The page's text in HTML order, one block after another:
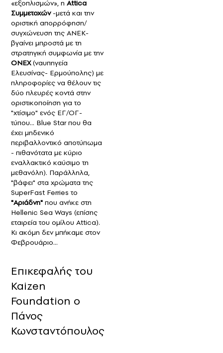
«εξοπλισμών», η Attica
Συμμετοχών-μετά και την
οριστική απορρόφηση/
συγχώνευση της ΑΝΕΚ-
βγαίνει μπροστά με τη
στρατηγική συμφωνία με την
ΟΝΕΧ(ναυπηγεία
Ελευσίνας- Ερμούπολης) με
πληροφορίες να θέλουν τις
δύο πλευρές κοντά στην
οριστικοποίηση για το
"χτίσιμο" ενός ΕΓ/ΟΓ-
τύπου... Blue Star που θα
έχει μηδενικό
περιβαλλοντικό αποτύπωμα
- πιθανότατα με κύριο
εναλλακτικό καύσιμο τη
μεθανόλη). Παράλληλα,
"βάφει" στα χρώματα της
SuperFast Ferries το
"Αριάδνη" που ανήκε στη
Hellenic Sea Ways (επίσης
εταιρεία του ομίλου Attica).
Κι ακόμη δεν μπήκαμε στον
Φεβρουάριο…
Επικεφαλής του
Kaizen
Foundation ο
Πάνος
Κωνσταντόπουλος